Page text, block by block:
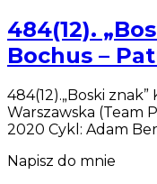
484(12).
Bochus –
484(12).„Boski
Warszawska (Team
2020 Cykl: Adam
Napisz do mnie